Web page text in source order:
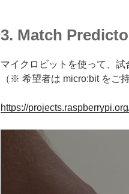
3. Match
マイクロビットを使って、試
（※ 希望者は micro:bit をご
https://